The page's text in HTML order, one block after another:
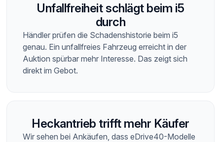
Unfallfreiheit schlägt beim i5
durch
Händler prüfen die Schadenshistorie beim i5
genau. Ein unfallfreies Fahrzeug erreicht in der
Auktion spürbar mehr Interesse. Das zeigt sich
direkt im Gebot.
Heckantrieb trifft mehr Käufer
Wir sehen bei Ankäufen, dass eDrive40-Modelle